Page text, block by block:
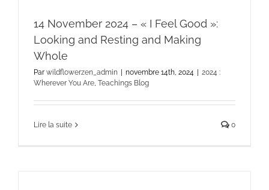
14 November 2024 – « I Feel Good »:
Looking and Resting and Making
Whole
Par wildflowerzen_admin | novembre 14th, 2024 | 2024 :
Wherever You Are Teachings Blog
Lire la suite 0